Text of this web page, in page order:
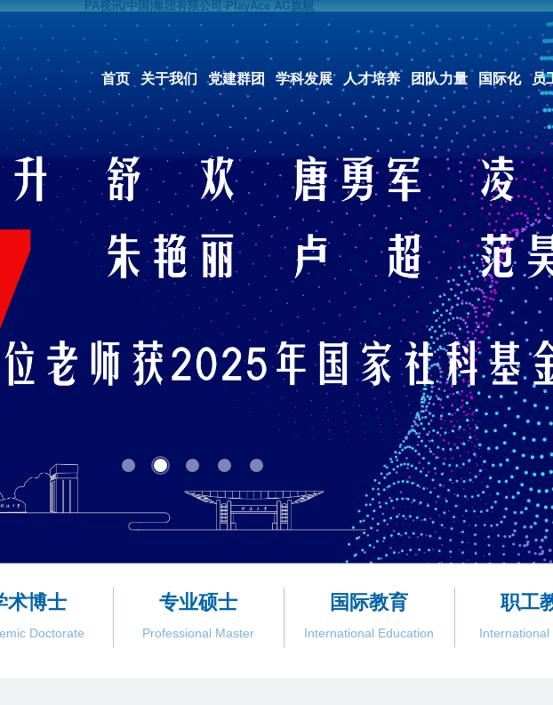
PA视讯(中国)集团有限公司-PlayAce AG旗舰
首页 关于我们 党建群团 学科发展 人才培养 团队力量 国际化 员
术博士
Doctorate
专业硕士
Professional Master
国际教育
International Education
职工
International